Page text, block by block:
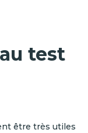
test
être très utiles